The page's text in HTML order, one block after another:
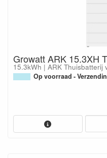
Growatt ARK 15.3XH
15.3kWh | ARK Thuisbatterij
Op voorraad -